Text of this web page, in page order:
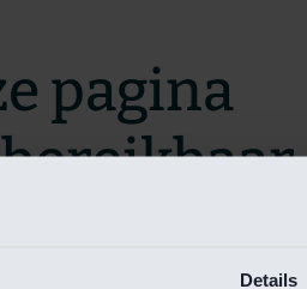
Details
pagina
zo snel mogelijk te verhelpen.